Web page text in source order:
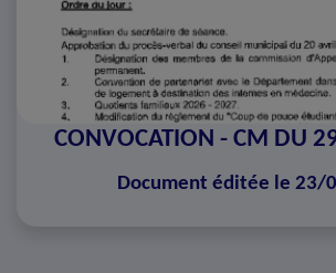
CONVOCATION - CM DU
Document éditée le 23/